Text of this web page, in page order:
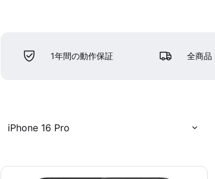
1年間の動作保証 全商品
iPhone 16 Pro